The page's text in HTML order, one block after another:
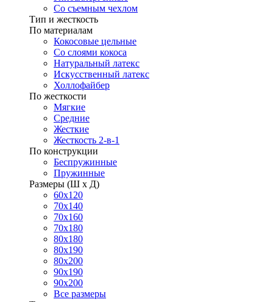
Со съемным чехлом
Тип и жесткость
По материалам
Кокосовые цельные
Со слоями кокоса
Натуральный латекс
Искусственный латекс
Холлофайбер
По жесткости
Мягкие
Средние
Жесткие
Жесткость 2-в-1
По конструкции
Беспружинные
Пружинные
Размеры (Ш х Д)
60х120
70х140
70х160
70х180
80х180
80х190
80х200
90х190
90х200
Все размеры